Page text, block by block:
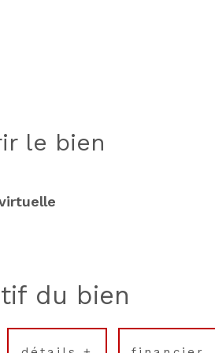
le bien
du bien